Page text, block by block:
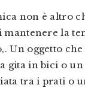
non è altro
mantenere la
Un oggetto
gita in bici o
tra i prati o